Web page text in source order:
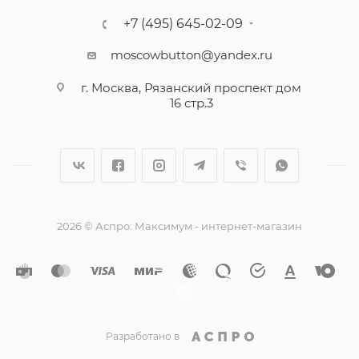
+7 (495) 645-02-09
moscowbutton@yandex.ru
г. Москва, Рязанский проспект дом
16 стр.3
2026 © Аспро: Максимум - интернет-магазин
Разработано в